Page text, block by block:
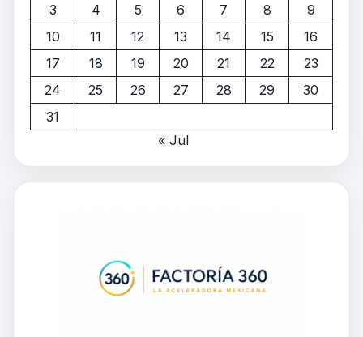
3
4 5 6 7 8
9
10
11 12 13 14 15
16
17
18 19 20 21 22
23
24
25 26 27 28 29
30
31
« Jul